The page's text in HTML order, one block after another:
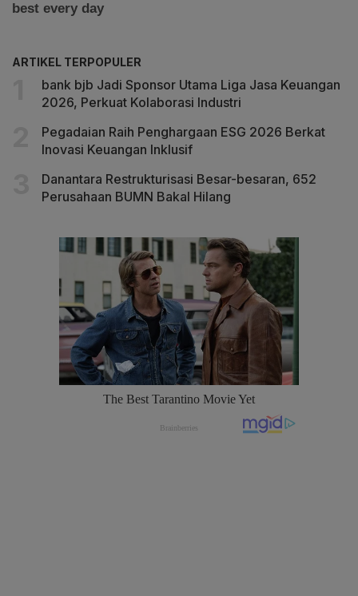
ARTIKEL TERPOPULER
bank bjb Jadi Sponsor Utama Liga Jasa Keuangan
2026, Perkuat Kolaborasi Industri
Pegadaian Raih Penghargaan ESG 2026 Berkat
Inovasi Keuangan Inklusif
Danantara Restrukturisasi Besar-besaran, 652
Perusahaan BUMN Bakal Hilang